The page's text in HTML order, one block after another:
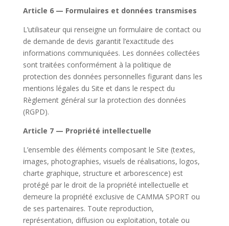
Article 6 — Formulaires et données transmises
L’utilisateur qui renseigne un formulaire de contact ou
de demande de devis garantit l’exactitude des
informations communiquées. Les données collectées
sont traitées conformément à la politique de
protection des données personnelles figurant dans les
mentions légales du Site et dans le respect du
Règlement général sur la protection des données
(RGPD).
Article 7 — Propriété intellectuelle
L’ensemble des éléments composant le Site (textes,
images, photographies, visuels de réalisations, logos,
charte graphique, structure et arborescence) est
protégé par le droit de la propriété intellectuelle et
demeure la propriété exclusive de CAMMA SPORT ou
de ses partenaires. Toute reproduction,
représentation, diffusion ou exploitation, totale ou